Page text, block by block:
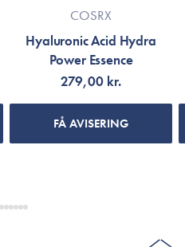
COSRX
Hyaluronic Acid Hydra
Power Essence
279,00 kr.
FÅ AVISERING